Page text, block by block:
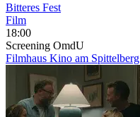
Bitteres Fest
Film
18:00
Screening OmdU
Filmhaus Kino am Spittelberg